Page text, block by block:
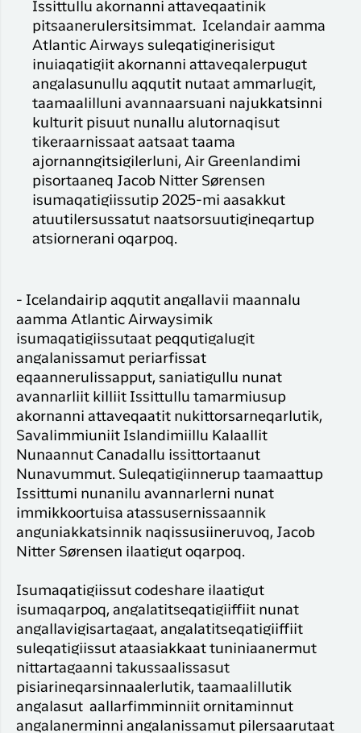
Issittullu akornanni attaveqaatinik
pitsaanerulersitsimmat. Icelandair aamma
Atlantic Airways suleqatiginerisigut
inuiaqatigiit akornanni attaveqalerpugut
angalasunullu aqqutit nutaat ammarlugit,
taamaalilluni avannaarsuani najukkatsinni
kulturit pisuut nunallu alutornaqisut
tikeraarnissaat aatsaat taama
ajornanngitsigilerluni, Air Greenlandimi
pisortaaneq Jacob Nitter Sørensen
isumaqatigiissutip 2025-mi aasakkut
atuutilersussatut naatsorsuutigineqartup
atsiornerani oqarpoq.
- Icelandairip aqqutit angallavii maannalu
aamma Atlantic Airwaysimik
isumaqatigiissutaat peqqutigalugit
angalanissamut periarfissat
eqaannerulissapput, saniatigullu nunat
avannarliit killiit Issittullu tamarmiusup
akornanni attaveqaatit nukittorsarneqarlutik,
Savalimmiuniit Islandimiillu Kalaallit
Nunaannut Canadallu issittortaanut
Nunavummut. Suleqatigiinnerup taamaattup
Issittumi nunanilu avannarlerni nunat
immikkoortuisa atassusernissaannik
anguniakkatsinnik naqissusiineruvoq, Jacob
Nitter Sørensen ilaatigut oqarpoq.
Isumaqatigiissut codeshare ilaatigut
isumaqarpoq, angalatitseqatigiiffiit nunat
angallavigisartagaat, angalatitseqatigiiffiit
suleqatigiissut ataasiakkaat tuniniaanermut
nittartagaanni takussaalissasut
pisiarineqarsinnaalerlutik, taamaalillutik
angalasut aallarfimminniit ornitaminnut
angalanerminni angalanissamut pilersaarutaat